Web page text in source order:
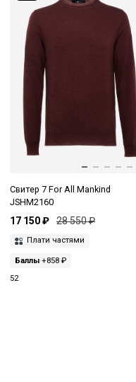
Свитер 7 For All Mankind
JSHM2160
17 150 ₽ 28 550 ₽
Плати частями
Баллы +858 ₽
52